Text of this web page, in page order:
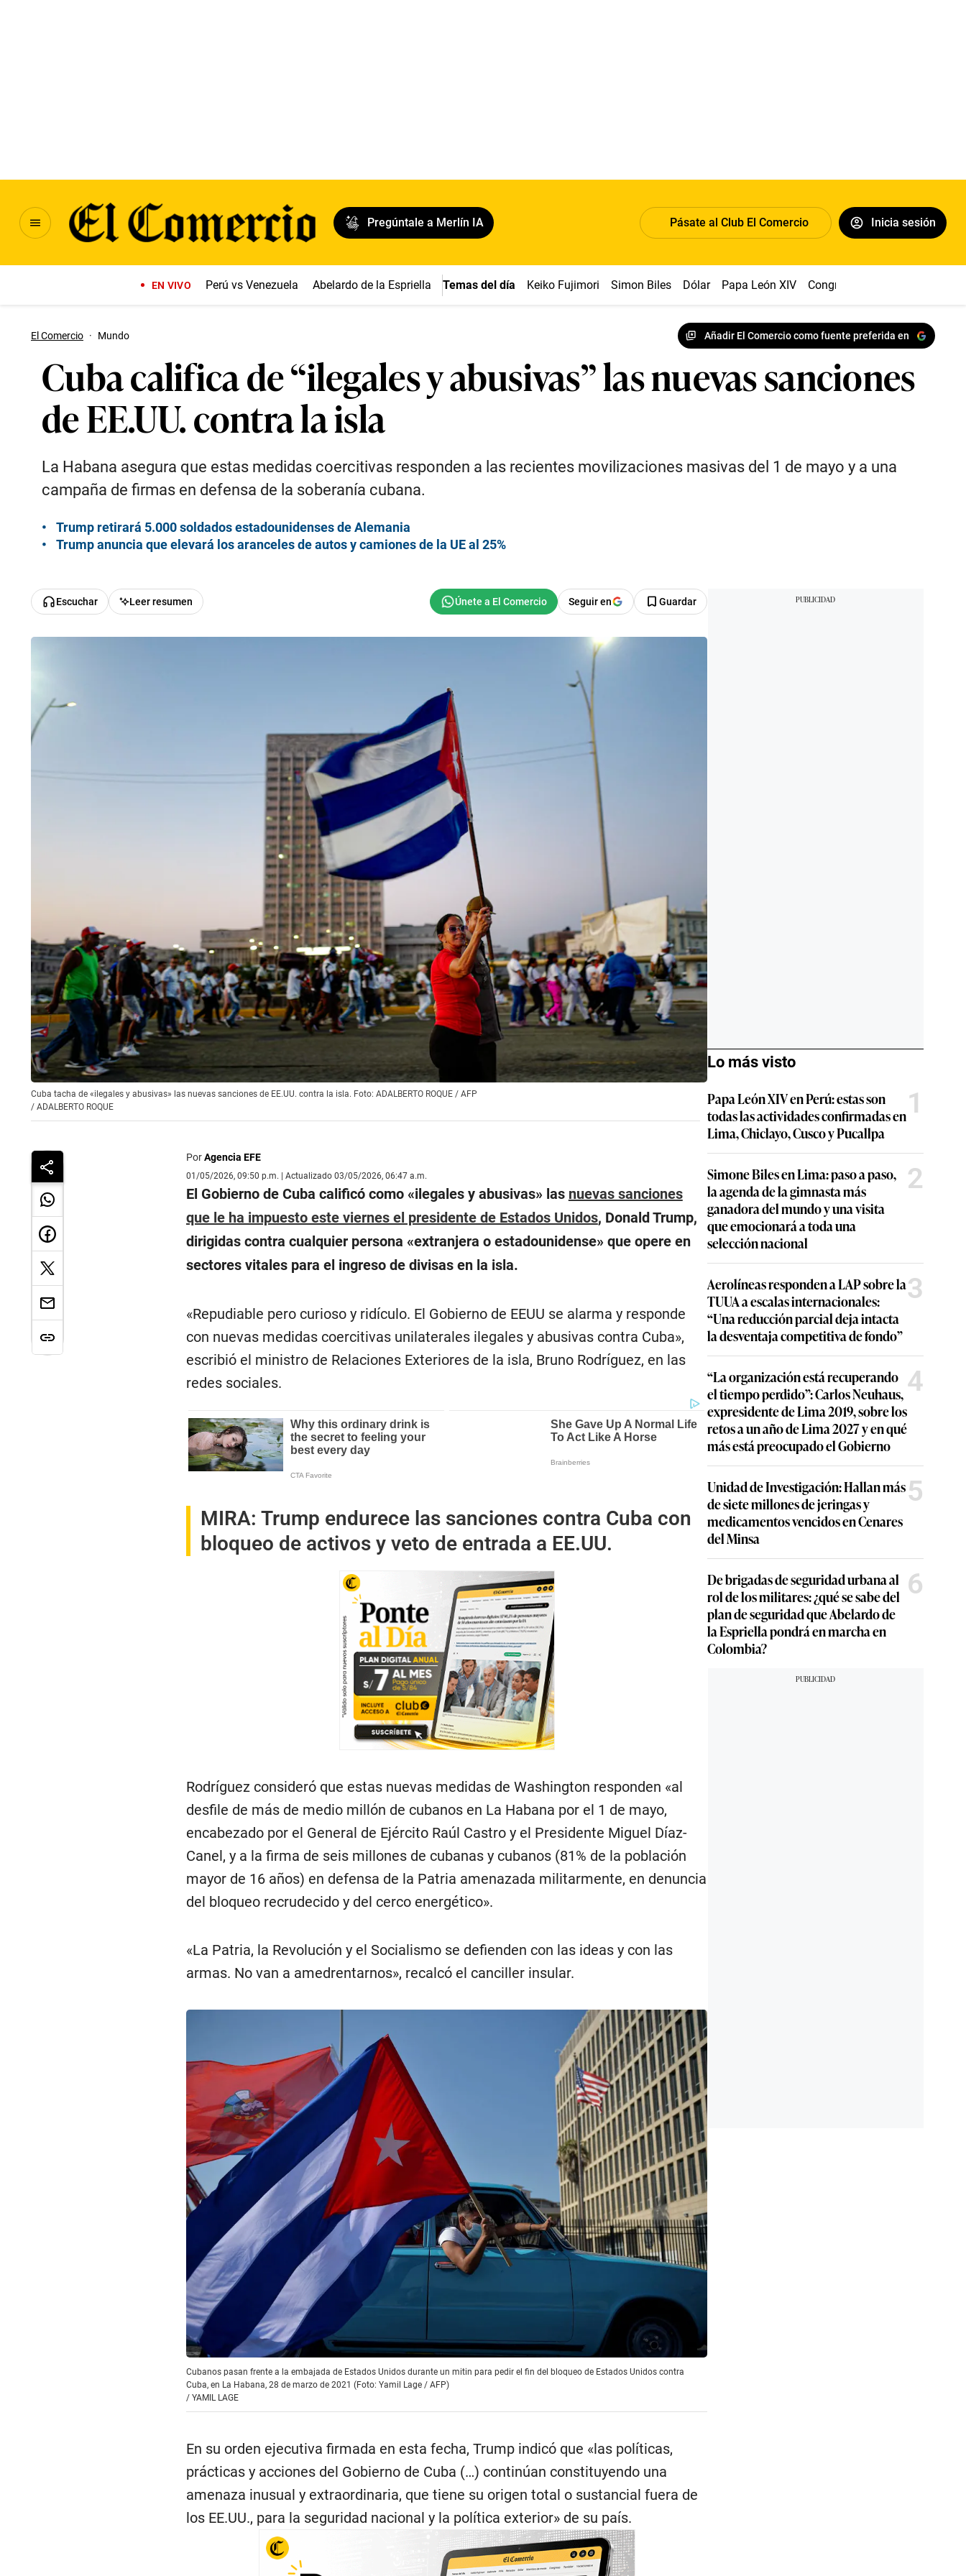
Pregúntale a Merlín IA Pásate al Club El Comercio Inicia sesión
EN VIVO Perú vs Venezuela Abelardo de la Espriella Temas del día Keiko Fujimori Simon Biles Dólar Papa León XIV Congreso
El Comercio · Mundo Añadir El Comercio como fuente preferida en
Cuba califica de “ilegales y abusivas” las nuevas sanciones
de EE.UU. contra la isla
La Habana asegura que estas medidas coercitivas responden a las recientes movilizaciones masivas del 1 de mayo y a una
campaña de firmas en defensa de la soberanía cubana.
Trump retirará 5.000 soldados estadounidenses de Alemania
Trump anuncia que elevará los aranceles de autos y camiones de la UE al 25%
Escuchar Leer resumen Seguir en Guardar
Cuba tacha de «ilegales y abusivas» las nuevas sanciones de EE.UU. contra la isla. Foto: ADALBERTO ROQUE / AFP
/ ADALBERTO ROQUE
PorAgencia EFE
01/05/2026, 09:50 p.m. | Actualizado 03/05/2026, 06:47 a.m.
El Gobierno de Cuba calificó como «ilegales y abusivas» las nuevas sanciones
que le ha impuesto este viernes el presidente de Estados Unidos, Donald Trump,
dirigidas contra cualquier persona «extranjera o estadounidense» que opere en
sectores vitales para el ingreso de divisas en la isla.
«Repudiable pero curioso y ridículo. El Gobierno de EEUU se alarma y responde
con nuevas medidas coercitivas unilaterales ilegales y abusivas contra Cuba»,
escribió el ministro de Relaciones Exteriores de la isla, Bruno Rodríguez, en las
redes sociales.
MIRA: Trump endurece las sanciones contra Cuba con
bloqueo de activos y veto de entrada a EE.UU.
Rodríguez consideró que estas nuevas medidas de Washington responden «al
desfile de más de medio millón de cubanos en La Habana por el 1 de mayo,
encabezado por el General de Ejército Raúl Castro y el Presidente Miguel Díaz-
Canel, y a la firma de seis millones de cubanas y cubanos (81% de la población
mayor de 16 años) en defensa de la Patria amenazada militarmente, en denuncia
del bloqueo recrudecido y del cerco energético».
«La Patria, la Revolución y el Socialismo se defienden con las ideas y con las
armas. No van a amedrentarnos», recalcó el canciller insular.
Cubanos pasan frente a la embajada de Estados Unidos durante un mitin para pedir el fin del bloqueo de Estados Unidos contra
Cuba, en La Habana, 28 de marzo de 2021 (Foto: Yamil Lage / AFP)
/ YAMIL LAGE
En su orden ejecutiva firmada en esta fecha, Trump indicó que «las políticas,
prácticas y acciones del Gobierno de Cuba (…) continúan constituyendo una
amenaza inusual y extraordinaria, que tiene su origen total o sustancial fuera de
los EE.UU., para la seguridad nacional y la política exterior» de su país.
Lo más visto
Papa León XIV en Perú: estas son
todas las actividades confirmadas en
Lima, Chiclayo, Cusco y Pucallpa
1
Simone Biles en Lima: paso a paso,
la agenda de la gimnasta más
ganadora del mundo y una visita
que emocionará a toda una
selección nacional
2
Aerolíneas responden a LAP sobre la
TUUA a escalas internacionales:
“Una reducción parcial deja intacta
la desventaja competitiva de fondo”
3
“La organización está recuperando
el tiempo perdido”: Carlos Neuhaus,
expresidente de Lima 2019, sobre los
retos a un año de Lima 2027 y en qué
más está preocupado el Gobierno
4
Unidad de Investigación: Hallan más
de siete millones de jeringas y
medicamentos vencidos en Cenares
del Minsa
5
De brigadas de seguridad urbana al
rol de los militares: ¿qué se sabe del
plan de seguridad que Abelardo de
la Espriella pondrá en marcha en
Colombia?
6